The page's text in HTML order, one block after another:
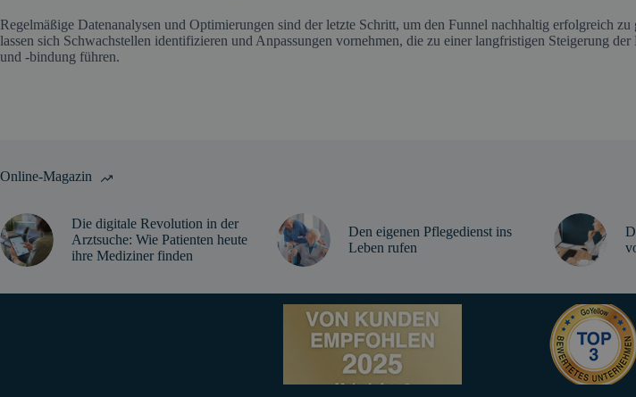
Regelmäßige Datenanalysen und Optimierungen sind der letzte Schritt, um den Funnel nachhaltig erfolgreich zu
lassen sich Schwachstellen identifizieren und Anpassungen vornehmen, die zu einer langfristigen Steigerung der
und -bindung führen.
Online-Magazin
Die digitale Revolution in der
Arztsuche: Wie Patienten heute
ihre Mediziner finden
Den eigenen Pflegedienst ins
Leben rufen